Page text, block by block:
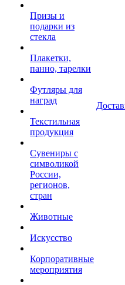
Призы и
подарки из
стекла
Плакетки,
панно, тарелки
Футляры для
наград
Текстильная
продукция
Сувениры с
символикой
России,
регионов,
стран
Животные
Искусство
Корпоративные
мероприятия